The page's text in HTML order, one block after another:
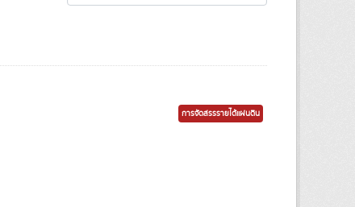
การจัดสรรรายได้แผ่นดิน